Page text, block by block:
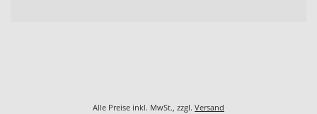
Alle Preise inkl. MwSt., zzgl. Versand